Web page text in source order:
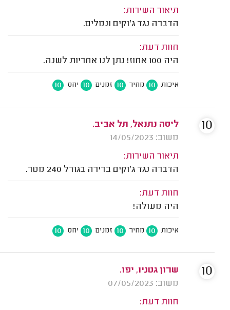
תיאור השירות:
הדברה נגד ג'וקים ונמלים.
חוות דעת:
היה 100 אחוז! נתן לנו אחריות לשנה.
איכות 10 מחיר 10 זמנים 10 יחס 10
ליסה נתנאל, תל אביב.
משוב: 14/05/2023
תיאור השירות:
הדברה נגד ג'וקים בדירה בגודל 240 מטר.
חוות דעת:
היה מעולה!
איכות 10 מחיר 10 זמנים 10 יחס 10
10
שרון גטניו, יפו.
משוב: 07/05/2023
חוות דעת:
10